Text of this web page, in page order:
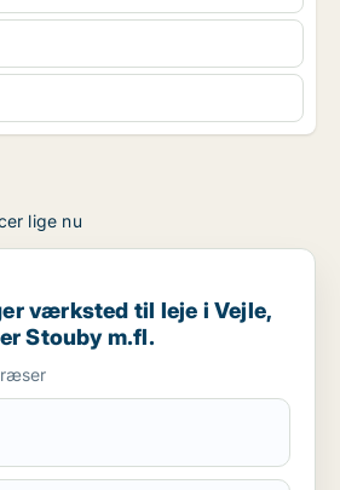
lige nu
til leje i Vejle, Juelsminde eller
værksted til leje i Vejle,
Stouby m.fl.